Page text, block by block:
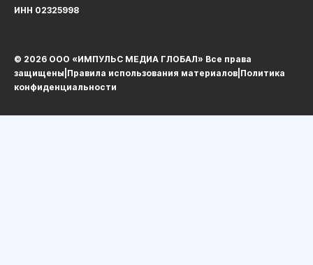
ИНН 02325998
© 2026 ООО «ИМПУЛЬС МЕДИА ГЛОБАЛ» Все права
защищеныㅤ|ㅤ Правила использования материалов Политика
конфиденциальности